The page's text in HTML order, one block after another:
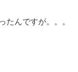
たんですが。。。